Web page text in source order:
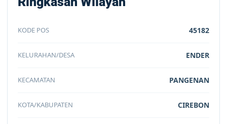
KODE POS 45182
KELURAHAN/DESA ENDER
KECAMATAN PANGENAN
KOTA/KABUPATEN CIREBON